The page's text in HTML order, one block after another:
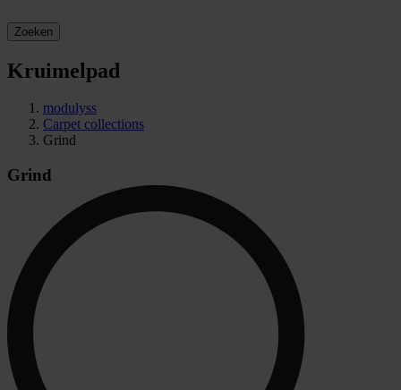
Zoeken
Kruimelpad
modulyss
Carpet collections
Grind
Grind